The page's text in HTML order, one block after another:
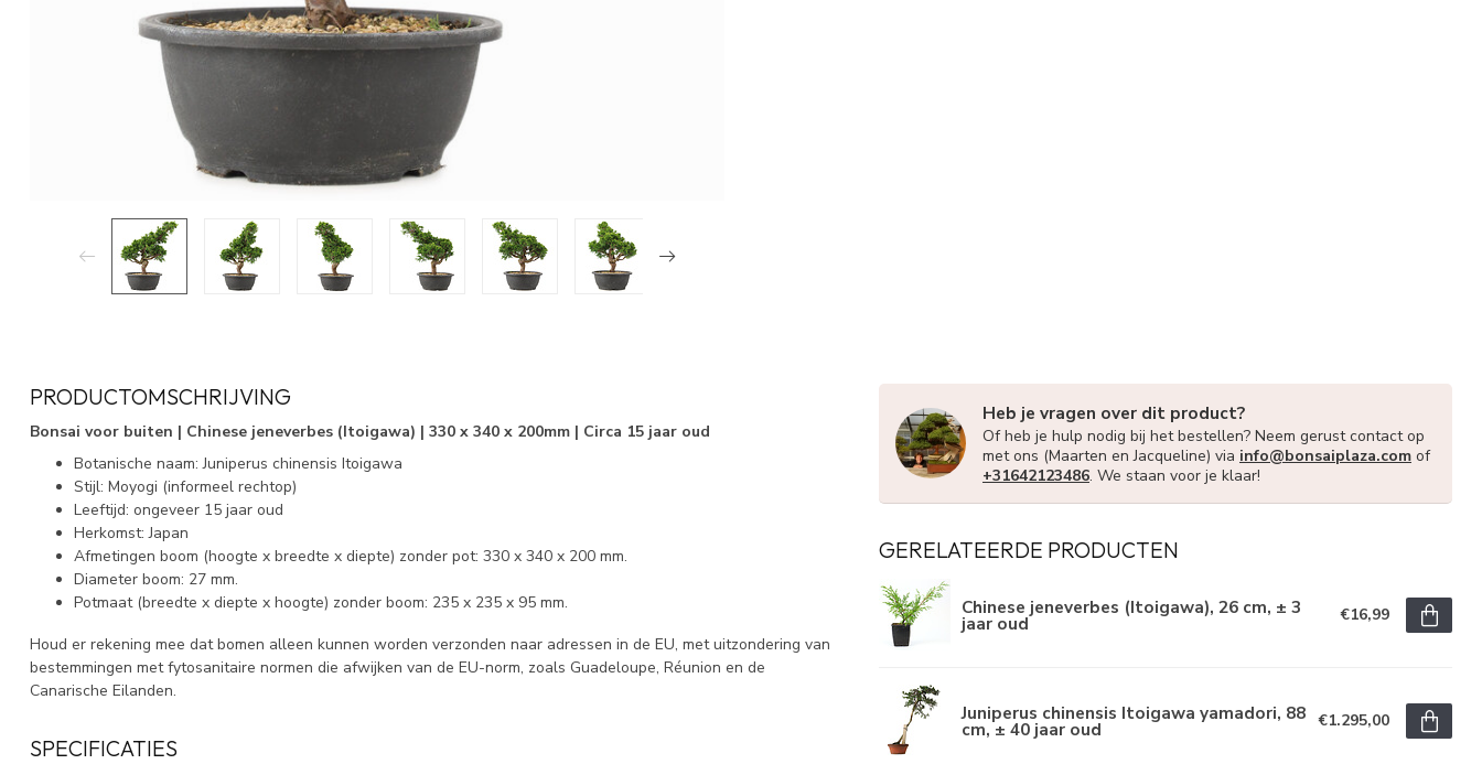
PRODUCTOMSCHRIJVING
Bonsai voor buiten | Chinese jeneverbes (Itoigawa) | 330 x 340 x 200mm | Circa 15 jaar oud
Botanische naam: Juniperus chinensis Itoigawa
Stijl: Moyogi (informeel rechtop)
Leeftijd: ongeveer 15 jaar oud
Herkomst: Japan
Afmetingen boom (hoogte x breedte x diepte) zonder pot: 330 x 340 x 200 mm.
Diameter boom: 27 mm.
Potmaat (breedte x diepte x hoogte) zonder boom: 235 x 235 x 95 mm.
Houd er rekening mee dat bomen alleen kunnen worden verzonden naar adressen in de EU, met uitzondering van
bestemmingen met fytosanitaire normen die afwijken van de EU-norm, zoals Guadeloupe, Réunion en de
Canarische Eilanden.
SPECIFICATIES
Heb je vragen over dit product?
Of heb je hulp nodig bij het bestellen? Neem gerust contact op
met ons (Maarten en Jacqueline) via info@bonsaiplaza.com of
+31642123486. We staan voor je klaar!
GERELATEERDE PRODUCTEN
Chinese jeneverbes (Itoigawa), 26 cm, ± 3
jaar oud €16,99
Juniperus chinensis Itoigawa yamadori, 88
cm, ± 40 jaar oud €1.295,00